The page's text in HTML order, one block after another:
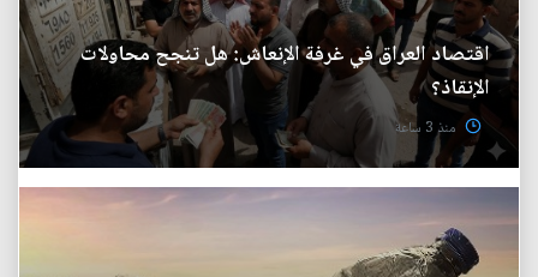
اقتصاد العراق في غرفة الإنعاش: هل تنجح محاولات
الإنقاذ؟
منذ 3 ساعة